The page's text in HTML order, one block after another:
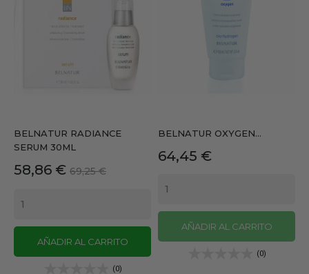
BELNATUR RADIANCE
SERUM 30ML
Precio
58,86 € Precio
69,25 €
AÑADIR AL CARRITO
(0)
BELNATUR OXYGEN...
Precio
64,45 €
AÑADIR AL CARRITO
(0)